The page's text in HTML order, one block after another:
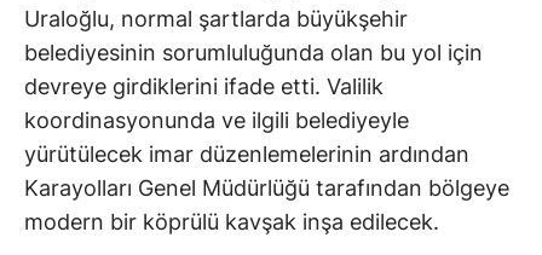
Uraloğlu, normal şartlarda büyükşehir
belediyesinin sorumluluğunda olan bu yol için
devreye girdiklerini ifade etti. Valilik
koordinasyonunda ve ilgili belediyeyle
yürütülecek imar düzenlemelerinin ardından
Karayolları Genel Müdürlüğü tarafından bölgeye
modern bir köprülü kavşak inşa edilecek.